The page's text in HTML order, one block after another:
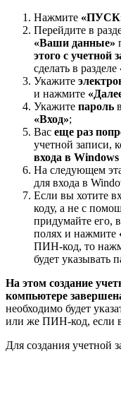
Нажмите
Перейдите в
«Ваши данные»
этого с учетной
сделать в разделе
Укажите
и нажмите
Укажите пароль
«Вход»;
Вас еще раз
учетной записи,
входа в Windows
На следующем
для входа в
Если вы хотите
коду, а не с
придумайте его,
полях и нажмите
ПИН-код, то
будет указывать
На этом создание
компьютере
необходимо будет
или же ПИН-код, если
Для создания учетной